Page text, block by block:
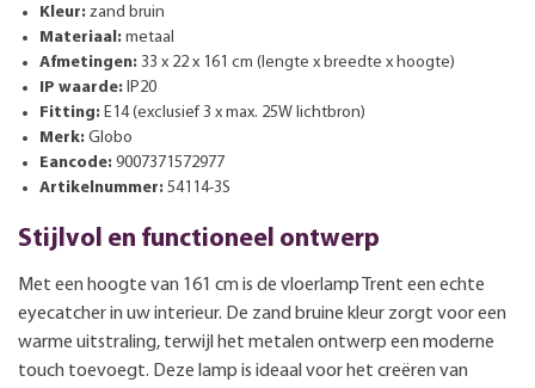
Kleur: zand bruin
Materiaal: metaal
Afmetingen: 33 x 22 x 161 cm (lengte x breedte x hoogte)
IP waarde: IP20
Fitting: E14 (exclusief 3 x max. 25W lichtbron)
Merk: Globo
Eancode: 9007371572977
Artikelnummer: 54114-3S
Stijlvol en functioneel ontwerp
Met een hoogte van 161 cm is de vloerlamp Trent een echte
eyecatcher in uw interieur. De zand bruine kleur zorgt voor een
warme uitstraling, terwijl het metalen ontwerp een moderne
touch toevoegt. Deze lamp is ideaal voor het creëren van